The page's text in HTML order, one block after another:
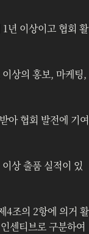
년 이상이고 협회 활
상의 홍보, 마케팅,
아 협회 발전에 기여
상 출품 실적이 있
4조의 2항에 의거 활
센티브로 구분하여